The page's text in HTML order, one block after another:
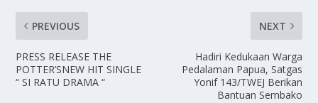
PREVIOUS
PRESS RELEASE THE
POTTER’SNEW HIT SINGLE
“ SI RATU DRAMA “
NEXT
Hadiri Kedukaan Warga
Pedalaman Papua, Satgas
Yonif 143/TWEJ Berikan
Bantuan Sembako